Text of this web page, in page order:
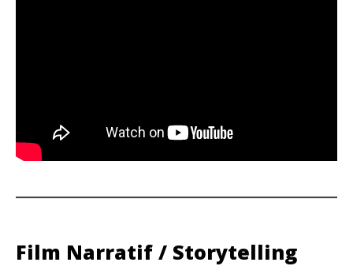
Film Narratif / Storytelling